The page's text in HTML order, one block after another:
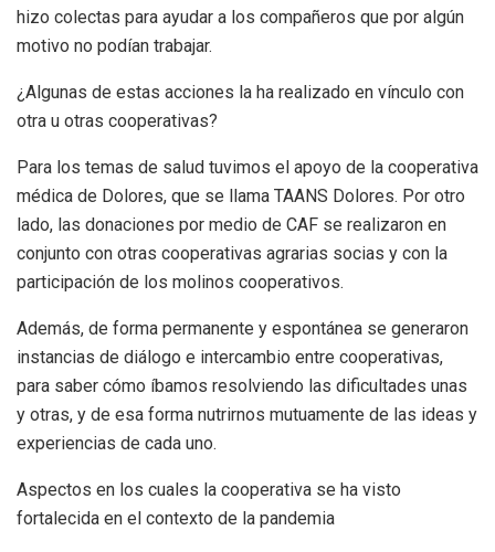
hizo colectas para ayudar a los compañeros que por algún
motivo no podían trabajar.
¿Algunas de estas acciones la ha realizado en vínculo con
otra u otras cooperativas?
Para los temas de salud tuvimos el apoyo de la cooperativa
médica de Dolores, que se llama TAANS Dolores. Por otro
lado, las donaciones por medio de CAF se realizaron en
conjunto con otras cooperativas agrarias socias y con la
participación de los molinos cooperativos.
Además, de forma permanente y espontánea se generaron
instancias de diálogo e intercambio entre cooperativas,
para saber cómo íbamos resolviendo las dificultades unas
y otras, y de esa forma nutrirnos mutuamente de las ideas y
experiencias de cada uno.
Aspectos en los cuales la cooperativa se ha visto
fortalecida en el contexto de la pandemia